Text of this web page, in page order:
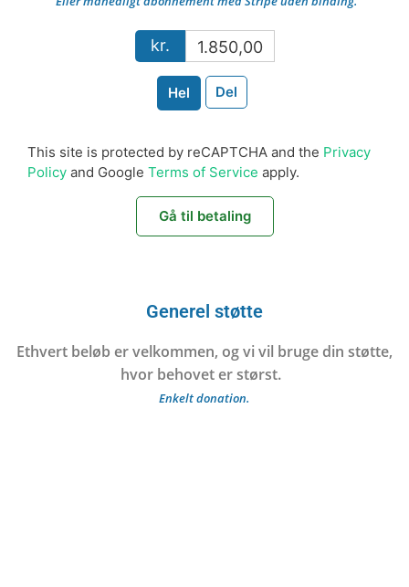
kr. 1.850,00
Hel Del
This site is protected by reCAPTCHA and the Privacy
Policy and Google Terms of Service apply.
Gå til betaling
Generel støtte
Ethvert beløb er velkommen, og vi vil bruge din støtte,
hvor behovet er størst.
Enkelt donation.